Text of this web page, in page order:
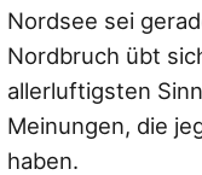
Nordsee sei
Nordbruch übt
allerluftigsten
Meinungen, die
haben.